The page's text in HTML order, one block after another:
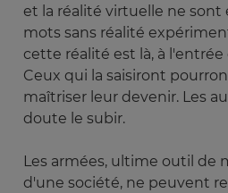
et la réalité virtuelle ne sont
mots sans réalité
cette réalité est là, à l'entrée
Ceux qui la saisiront
maîtriser leur devenir. Les
doute le subir.
Les armées, ultime outil de
d'une société, ne peuvent